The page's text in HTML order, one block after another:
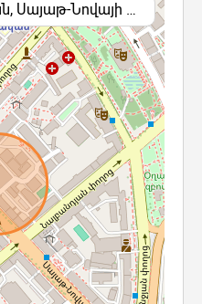
Հայաստան, Երևան, Սայաթ-Նովայի պողոտա